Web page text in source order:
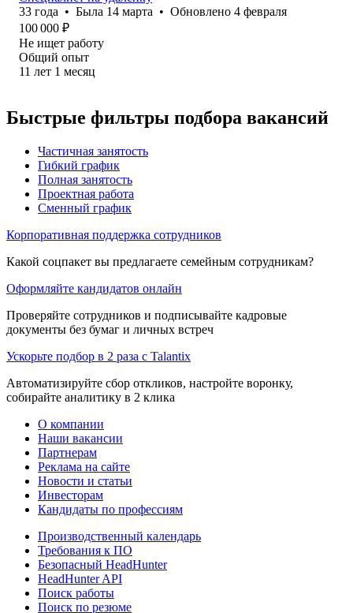
33 года • Была 14 марта • Обновлено 4 февраля
100 000 ₽
Не ищет работу
Общий опыт
11 лет 1 месяц
Быстрые фильтры подбора вакансий
Частичная занятость
Гибкий график
Полная занятость
Проектная работа
Сменный график
Корпоративная поддержка сотрудников
Какой соцпакет вы предлагаете семейным сотрудникам?
Оформляйте кандидатов онлайн
Проверяйте сотрудников и подписывайте кадровые
документы без бумаг и личных встреч
Ускорьте подбор в 2 раза с Talantix
Автоматизируйте сбор откликов, настройте воронку,
собирайте аналитику в 2 клика
О компании
Наши вакансии
Партнерам
Реклама на сайте
Новости и статьи
Инвесторам
Кандидаты по профессиям
Производственный календарь
Требования к ПО
Безопасный HeadHunter
HeadHunter API
Поиск работы
Поиск по резюме